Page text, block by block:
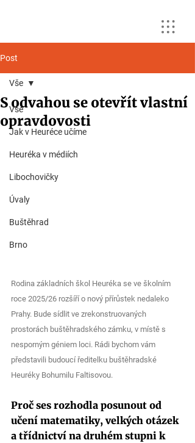
Post
Vše
Jak v Heuréce učíme
Heuréka v médiích
Libochovičky
Úvaly
Buštěhrad
Brno
Vše
S odvahou se otevřít vlastní
opravdovosti
Rodina základních škol Heuréka se ve školním
roce 2025/26 rozšíří o nový přírůstek nedaleko
Prahy. Bude sídlit ve zrekonstruovaných
prostorách buštěhradského zámku, v místě s
nesporným géniem loci. Rádi bychom vám
představili budoucí ředitelku buštěhradské
Heuréky Bohumilu Faltisovou.
Proč ses rozhodla posunout od
učení matematiky, velkých otázek
a třídnictví na druhém stupni k